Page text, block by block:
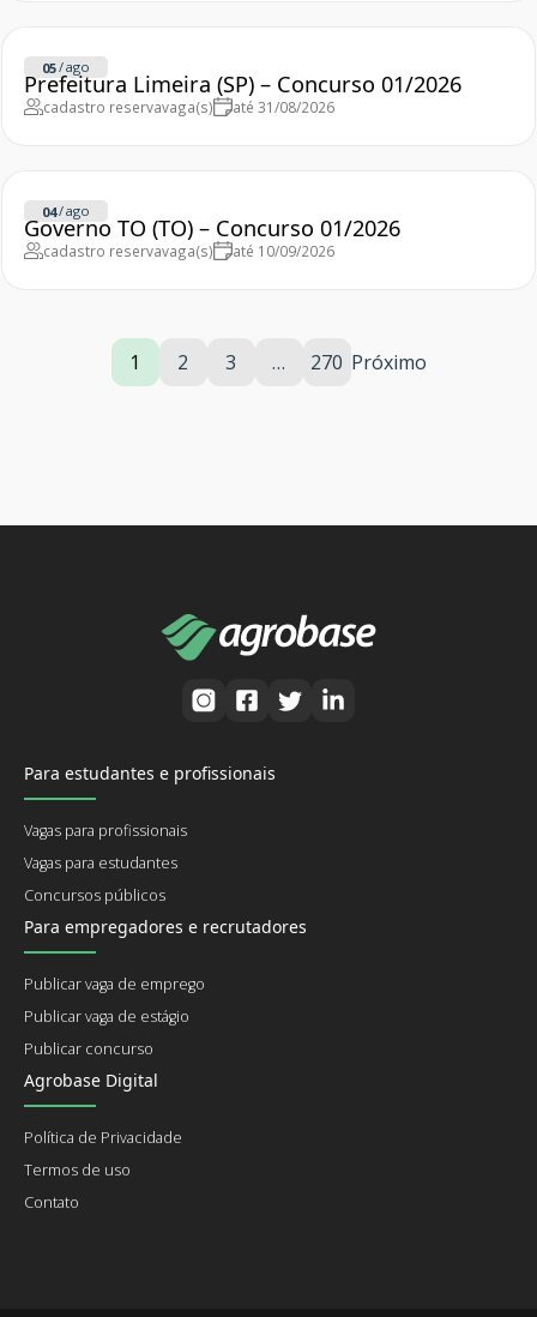
05/ago
Prefeitura Limeira (SP) – Concurso 01/2026
cadastro reservavaga(s) até 31/08/2026
04/ago
Governo TO (TO) – Concurso 01/2026
cadastro reservavaga(s) até 10/09/2026
1 2 3 … 270 Próximo
Para estudantes e profissionais
Vagas para profissionais
Vagas para estudantes
Concursos públicos
Para empregadores e recrutadores
Publicar vaga de emprego
Publicar vaga de estágio
Publicar concurso
Agrobase Digital
Política de Privacidade
Termos de uso
Contato